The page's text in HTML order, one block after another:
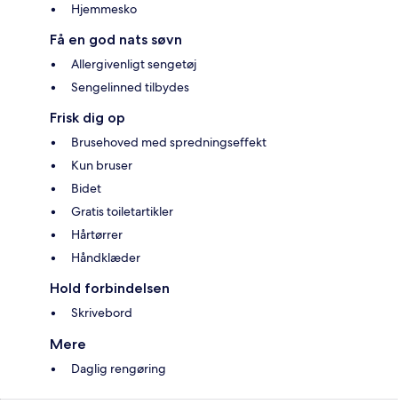
Hjemmesko
Få en god nats søvn
Allergivenligt sengetøj
Sengelinned tilbydes
Frisk dig op
Brusehoved med spredningseffekt
Kun bruser
Bidet
Gratis toiletartikler
Hårtørrer
Håndklæder
Hold forbindelsen
Skrivebord
Mere
Daglig rengøring